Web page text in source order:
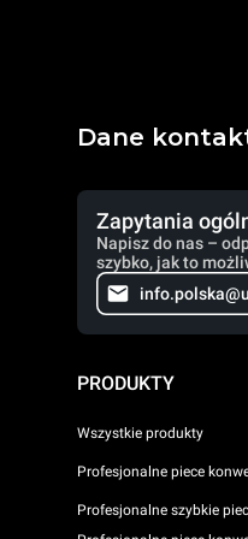
Dane
Zapytania
Napisz do nas –
szybko, jak to
PRODUKTY
Wszystkie produkty
Profesjonalne piece
Profesjonalne szybkie